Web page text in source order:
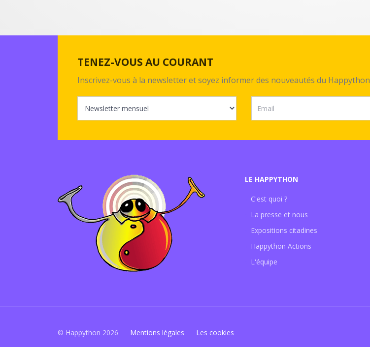
TENEZ-VOUS AU COURANT
Inscrivez-vous à la newsletter et soyez informer des nouveautés du Happython
LE HAPPYTHON
C'est quoi ?
La presse et nous
Expositions citadines
Happython Actions
L'équipe
© Happython 2026 Mentions légales Les cookies